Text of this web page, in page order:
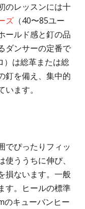
のレッスンには十
ズ （40〜85ユー
ールド感と釘の品
ダンサーの定番で
）は総革または総
釘を備え、集中的
ます。
でぴったりフィッ
ううちに伸び、
損ないます。一般
す。ヒールの標準
のキューバンヒー